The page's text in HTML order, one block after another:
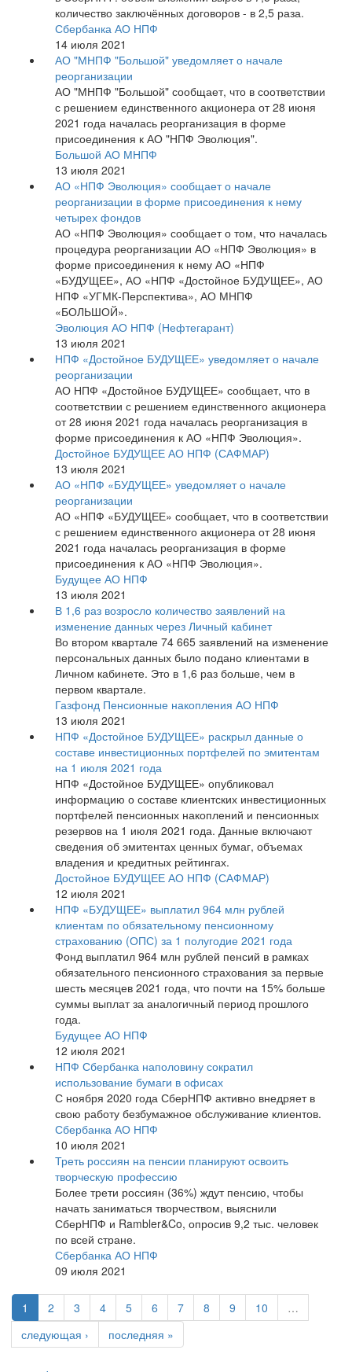
количество заключённых договоров - в 2,5 раза.
Сбербанка АО НПФ
14 июля 2021
АО "МНПФ "Большой" уведомляет о начале
реорганизации
АО "МНПФ "Большой" сообщает, что в соответствии
с решением единственного акционера от 28 июня
2021 года началась реорганизация в форме
присоединения к АО "НПФ Эволюция".
Большой АО МНПФ
13 июля 2021
АО «НПФ Эволюция» сообщает о начале
реорганизации в форме присоединения к нему
четырех фондов
АО «НПФ Эволюция» сообщает о том, что началась
процедура реорганизации АО «НПФ Эволюция» в
форме присоединения к нему АО «НПФ
«БУДУЩЕЕ», АО «НПФ «Достойное БУДУЩЕЕ», АО
НПФ «УГМК-Перспектива», АО МНПФ
«БОЛЬШОЙ».
Эволюция АО НПФ (Нефтегарант)
13 июля 2021
НПФ «Достойное БУДУЩЕЕ» уведомляет о начале
реорганизации
АО НПФ «Достойное БУДУЩЕЕ» сообщает, что в
соответствии с решением единственного акционера
от 28 июня 2021 года началась реорганизация в
форме присоединения к АО «НПФ Эволюция».
Достойное БУДУЩЕЕ АО НПФ (САФМАР)
13 июля 2021
АО «НПФ «БУДУЩЕЕ» уведомляет о начале
реорганизации
АО «НПФ «БУДУЩЕЕ» сообщает, что в соответствии
с решением единственного акционера от 28 июня
2021 года началась реорганизация в форме
присоединения к АО «НПФ Эволюция».
Будущее АО НПФ
13 июля 2021
В 1,6 раз возросло количество заявлений на
изменение данных через Личный кабинет
Во втором квартале 74 665 заявлений на изменение
персональных данных было подано клиентами в
Личном кабинете. Это в 1,6 раз больше, чем в
первом квартале.
Газфонд Пенсионные накопления АО НПФ
13 июля 2021
НПФ «Достойное БУДУЩЕЕ» раскрыл данные о
составе инвестиционных портфелей по эмитентам
на 1 июля 2021 года
НПФ «Достойное БУДУЩЕЕ» опубликовал
информацию о составе клиентских инвестиционных
портфелей пенсионных накоплений и пенсионных
резервов на 1 июля 2021 года. Данные включают
сведения об эмитентах ценных бумаг, объемах
владения и кредитных рейтингах.
Достойное БУДУЩЕЕ АО НПФ (САФМАР)
12 июля 2021
НПФ «БУДУЩЕЕ» выплатил 964 млн рублей
клиентам по обязательному пенсионному
страхованию (ОПС) за 1 полугодие 2021 года
Фонд выплатил 964 млн рублей пенсий в рамках
обязательного пенсионного страхования за первые
шесть месяцев 2021 года, что почти на 15% больше
суммы выплат за аналогичный период прошлого
года.
Будущее АО НПФ
12 июля 2021
НПФ Сбербанка наполовину сократил
использование бумаги в офисах
С ноября 2020 года СберНПФ активно внедряет в
свою работу безбумажное обслуживание клиентов.
Сбербанка АО НПФ
10 июля 2021
Треть россиян на пенсии планируют освоить
творческую профессию
Более трети россиян (36%) ждут пенсию, чтобы
начать заниматься творчеством, выяснили
СберНПФ и Rambler&Co, опросив 9,2 тыс. человек
по всей стране.
Сбербанка АО НПФ
09 июля 2021
1 2 3 4 5 6 7 8 9 10
…
следующая ›
последняя »